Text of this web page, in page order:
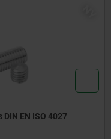
Gängstift med